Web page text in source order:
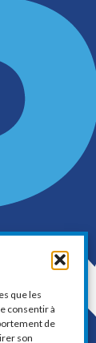
que les
consentir à
de
son